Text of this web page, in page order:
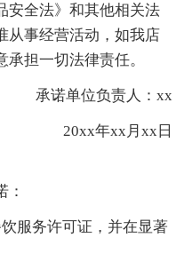
安全法》和其他相关法
从事经营活动，如我店
担一切法律责任。
承诺单位负责人：xx
20xx年xx月xx日
：
服务许可证，并在显著